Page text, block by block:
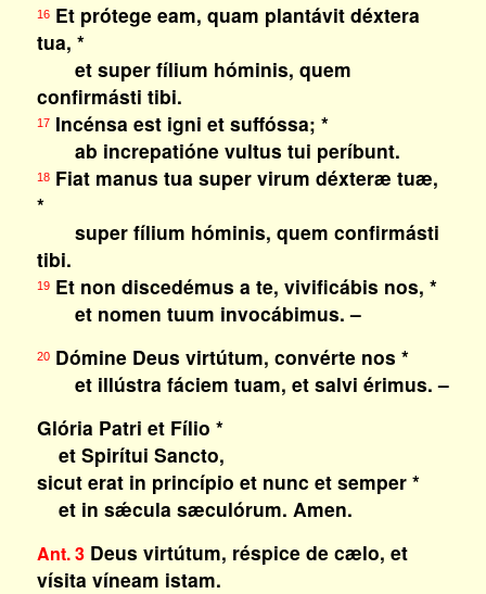
16Et prótege eam, quam plantávit déxtera
tua, *
et super fílium hóminis, quem
confirmásti tibi.
17Incénsa est igni et suffóssa; *
ab increpatióne vultus tui períbunt.
18Fiat manus tua super virum déxteræ tuæ,
*
super fílium hóminis, quem confirmásti
tibi.
19Et non discedémus a te, vivificábis nos, *
et nomen tuum invocábimus. –
20Dómine Deus virtútum, convérte nos *
et illústra fáciem tuam, et salvi érimus. –
Glória Patri et Fílio *
et Spirítui Sancto,
sicut erat in princípio et nunc et semper *
et in sǽcula sæculórum. Amen.
Ant. 3Deus virtútum, réspice de cælo, et
vísita víneam istam.